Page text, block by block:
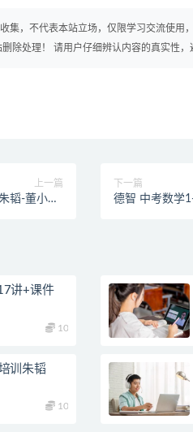
集，不代表本站立场，仅限学习交流使用
除处理！ 请用户仔细辨认内容的真实性，
上一篇
韬-董小磊-
下一篇
德智 中考数学
讲+课件
10
训朱韬
10